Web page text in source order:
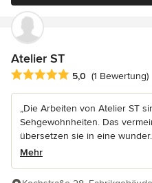
Atelier ST
Durchschnittliche Bewertung:
5,0 (1 Bewertung)
„Die Arbeiten von Atelier ST
Sehgewohnheiten. Das
übersetzen sie in eine
Mehr